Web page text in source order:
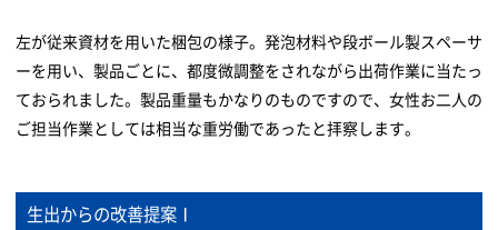
左が従来資材を用いた梱包の様子。発泡材料や段ボール製スペーサ
ーを用い、製品ごとに、都度微調整をされながら出荷作業に当たっ
ておられました。製品重量もかなりのものですので、女性お二人の
ご担当作業としては相当な重労働であったと拝察します。
生出からの改善提案Ⅰ